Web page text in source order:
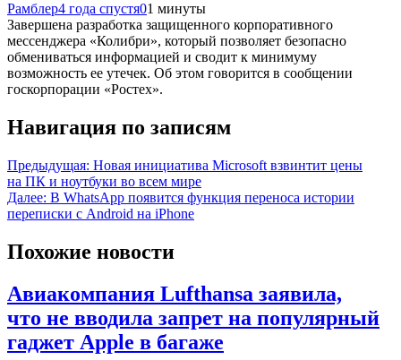
Рамблер4 года спустя01 минуты
Завершена разработка защищенного корпоративного
мессенджера «Колибри», который позволяет безопасно
обмениваться информацией и сводит к минимуму
возможность ее утечек. Об этом говорится в сообщении
госкорпорации «Ростех».
Навигация по записям
Предыдущая: Новая инициатива Microsoft взвинтит цены
на ПК и ноутбуки во всем мире
Далее: В WhatsApp появится функция переноса истории
переписки с Android на iPhone
Похожие новости
Авиакомпания Lufthansa заявила,
что не вводила запрет на популярный
гаджет Apple в багаже